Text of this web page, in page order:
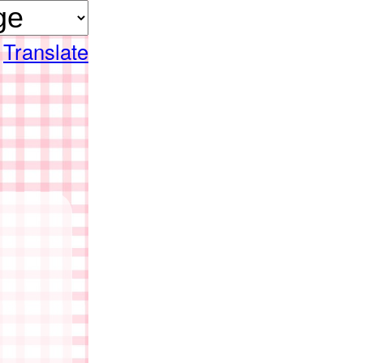
Translate